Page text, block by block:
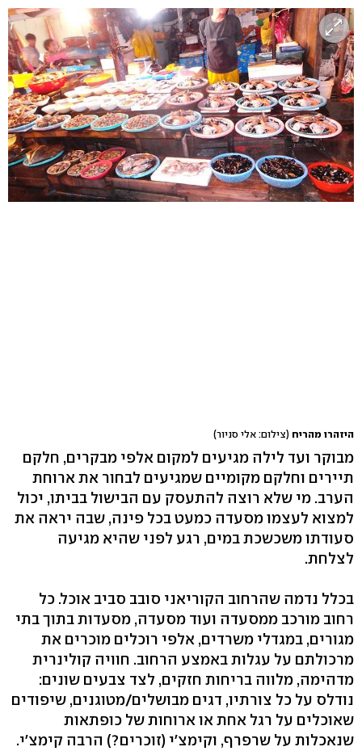
היזהרו מהריח (צילום: אלי סניור)
מבוקר ועד לילה מגיעים למקום אלפי מבקרים, חלקם
תיירים וחלקם מקומיים שמגיעים לבחור את ארוחת
הערב. מי שלא רוצה להתעסק עם הבישול בביתו, יכול
למצוא לעצמו מסעדה כמעט בכל פינה, שבה יראה את
סעודתו משכשכת במים, רגע לפני שהיא מגיעה
לצלחת.
בכלל נדמה שהרחוב הקוריאני סובב סביב אוכל. כל
רחוב מורכב ממסעדה ועוד מסעדה, מסעדות בתוך בתי
מגורים, במגדלי משרדים, אלפי רוכלים מוכרים את
מרכולתם על עגלות באמצע הרחוב. חוויה קולינרית
מדהימה, מלווה בריחות חזקים, לצד צבעים שונים:
נודלס על כל צורתיו, דגים מבושלים/מטוגנים, שיפודים
שאוכלים על רגל אחת או ארוחות של כופתאות
שנאכלות על שרפרף, וקימצ'י (זוכרים?) הרבה קימצ'י.